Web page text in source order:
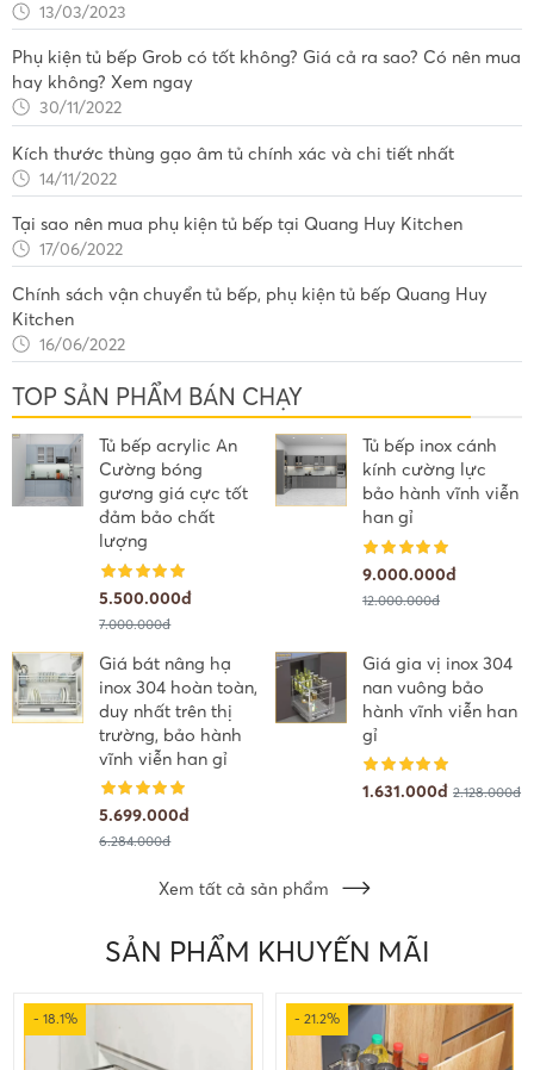
13/03/2023
Phụ kiện tủ bếp Grob có tốt không? Giá cả ra sao? Có nên mua
hay không? Xem ngay
30/11/2022
Kích thước thùng gạo âm tủ chính xác và chi tiết nhất
14/11/2022
Tại sao nên mua phụ kiện tủ bếp tại Quang Huy Kitchen
17/06/2022
Chính sách vận chuyển tủ bếp, phụ kiện tủ bếp Quang Huy
Kitchen
16/06/2022
TOP SẢN PHẨM BÁN CHẠY
Tủ bếp acrylic An
Cường bóng
gương giá cực tốt
đảm bảo chất
lượng
5.500.000đ
7.000.000đ
Tủ bếp inox cánh
kính cường lực
bảo hành vĩnh viễn
han gỉ
9.000.000đ
12.000.000đ
Giá bát nâng hạ
inox 304 hoàn toàn,
duy nhất trên thị
trường, bảo hành
vĩnh viễn han gỉ
5.699.000đ
6.284.000đ
Giá gia vị inox 304
nan vuông bảo
hành vĩnh viễn han
gỉ
1.631.000đ 2.128.000đ
Xem tất cả sản phẩm
SẢN PHẨM KHUYẾN MÃI
- 18.1% - 21.2%